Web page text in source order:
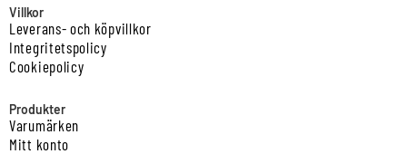
Villkor
Leverans- och köpvillkor
Integritetspolicy
Cookiepolicy
Produkter
Varumärken
Mitt konto